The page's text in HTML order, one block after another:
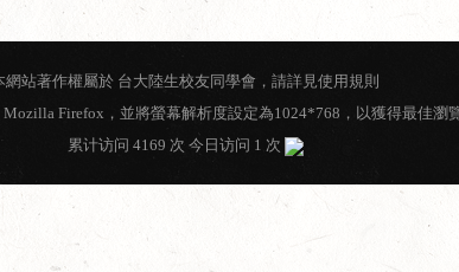
網站著作權屬於 台大陸生校友同學會，請詳見使用規則
Mozilla Firefox，並將螢幕解析度設定為1024*768，以獲得最佳瀏
累计访问 4169 次 今日访问 1 次